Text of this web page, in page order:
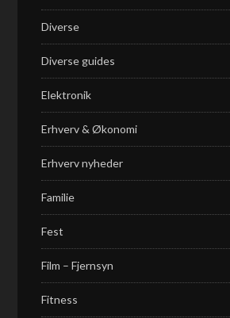
Diverse
Diverse guides
Elektronik
Erhverv & Økonomi
Erhverv nyheder
Familie
Fest
Film – Fjernsyn
Fitness